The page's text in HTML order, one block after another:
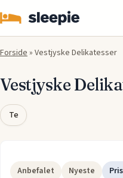
Forside» Vestjyske Delikatesser
Vestjyske
Te
Anbefalet Nyeste